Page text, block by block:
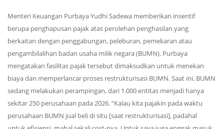
Menteri Keuangan Purbaya Yudhi Sadewa memberikan insentif
berupa penghapusan pajak atas perolehan penghasilan yang
berkaitan dengan penggabungan, peleburan, pemekaran atau
pengambilalihan badan usaha milik negara (BUMN). Purbaya
mengatakan fasilitas pajak tersebut dimaksudkan untuk menekan
biaya dan memperlancar proses restrukturisasi BUMN. Saat ini, BUMN
sedang melakukan perampingan, dari 1.000 entitas menjadi hanya
sekitar 250 perusahaan pada 2026. “Kalau kita pajakin pada waktu
perusahaan BUMN jual beli di situ [saat restrukturisasi], padahal